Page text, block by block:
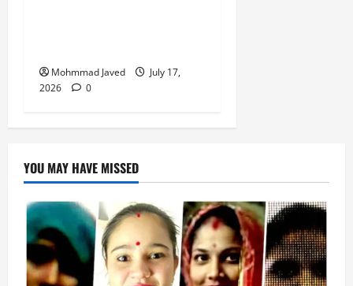
Mohmmad Javed
July 17,
2026
0
YOU MAY HAVE MISSED